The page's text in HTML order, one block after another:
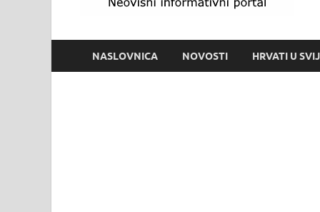
NASLOVNICA NOVOSTI HRVATI U